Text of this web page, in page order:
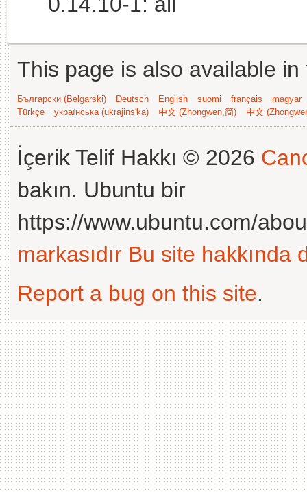
This page is also available
Български (Bəlgarski) Deutsch English suomi français
magyar
Türkçe
українська (ukrajins'ka) 中文 (Zhongwen,简) 中文
İçerik Telif Hakkı © 2026
bakın. Ubuntu bir
https://www.ubuntu.com/
markasıdır Bu site hakkında
Report a bug on this site.